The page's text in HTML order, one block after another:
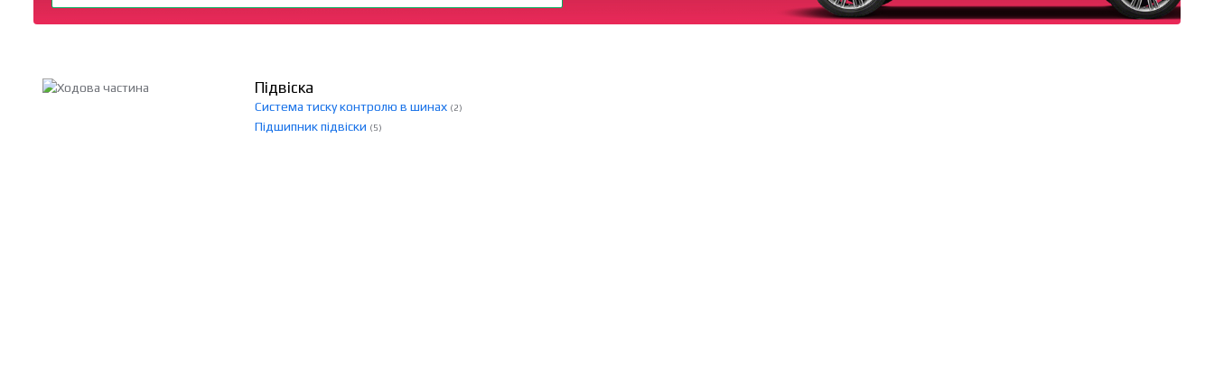
Підвіска
Система тиску контролю в шинах (2)
Підшипник підвіски (5)